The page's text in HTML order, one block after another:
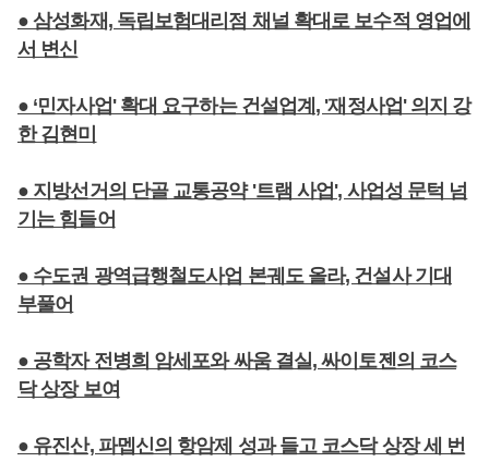
● 삼성화재, 독립보험대리점 채널 확대로 보수적 영업에
서 변신
● ‘민자사업' 확대 요구하는 건설업계, '재정사업' 의지 강
한 김현미
● 지방선거의 단골 교통공약 '트램 사업', 사업성 문턱 넘
기는 힘들어
● 수도권 광역급행철도사업 본궤도 올라, 건설사 기대
부풀어
● 공학자 전병희 암세포와 싸움 결실, 싸이토젠의 코스
닥 상장 보여
● 유진산, 파멥신의 항암제 성과 들고 코스닥 상장 세 번